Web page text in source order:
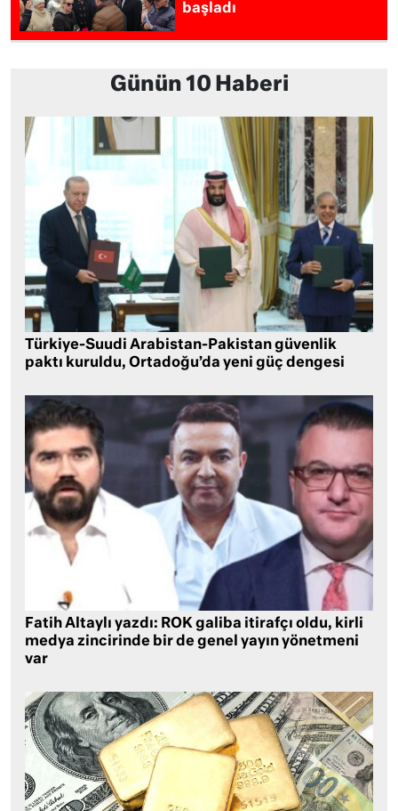
başladı
Günün 10 Haberi
Türkiye-Suudi Arabistan-Pakistan güvenlik
paktı kuruldu, Ortadoğu’da yeni güç dengesi
Fatih Altaylı yazdı: ROK galiba itirafçı oldu, kirli
medya zincirinde bir de genel yayın yönetmeni
var